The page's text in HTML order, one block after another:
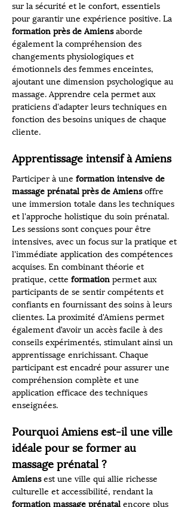
sur la sécurité et le confort, essentiels
pour garantir une expérience positive. La
formation près de Amiens aborde
également la compréhension des
changements physiologiques et
émotionnels des femmes enceintes,
ajoutant une dimension psychologique au
massage. Apprendre cela permet aux
praticiens d'adapter leurs techniques en
fonction des besoins uniques de chaque
cliente.
Apprentissage intensif à Amiens
Participer à une formation intensive de
massage prénatal près de Amiens offre
une immersion totale dans les techniques
et l'approche holistique du soin prénatal.
Les sessions sont conçues pour être
intensives, avec un focus sur la pratique et
l'immédiate application des compétences
acquises. En combinant théorie et
pratique, cette formation permet aux
participants de se sentir compétents et
confiants en fournissant des soins à leurs
clientes. La proximité d'Amiens permet
également d’avoir un accès facile à des
conseils expérimentés, stimulant ainsi un
apprentissage enrichissant. Chaque
participant est encadré pour assurer une
compréhension complète et une
application efficace des techniques
enseignées.
Pourquoi Amiens est-il une ville
idéale pour se former au
massage prénatal ?
Amiens est une ville qui allie richesse
culturelle et accessibilité, rendant la
formation massage prénatal encore plus